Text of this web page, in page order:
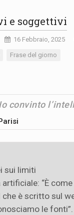
e soggettivi
16 Febbraio, 2025
Frase del giorno
convinto
sui limiti
artificiale: “È come
è scritto sul
le fonti”.